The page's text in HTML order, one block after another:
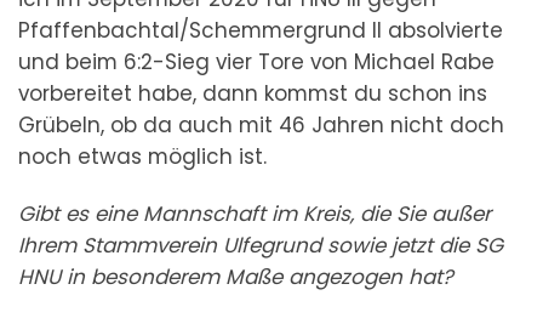
Pfaffenbachtal/Schemmergrund II absolvierte
und beim 6:2-Sieg vier Tore von Michael Rabe
vorbereitet habe, dann kommst du schon ins
Grübeln, ob da auch mit 46 Jahren nicht doch
noch etwas möglich ist.
Gibt es eine Mannschaft im Kreis, die Sie außer
Ihrem Stammverein Ulfegrund sowie jetzt die SG
HNU in besonderem Maße angezogen hat?